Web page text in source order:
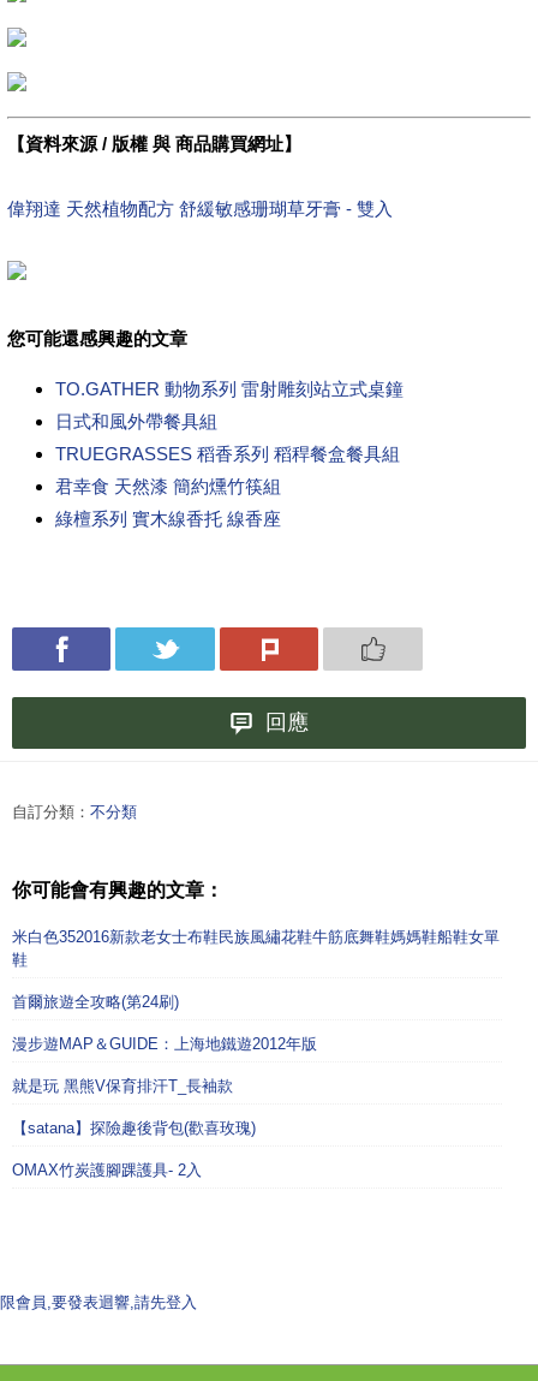
【資料來源 / 版權 與 商品購買網址】
偉翔達 天然植物配方 舒緩敏感珊瑚草牙膏 - 雙入
您可能還感興趣的文章
TO.GATHER 動物系列 雷射雕刻站立式桌鐘
日式和風外帶餐具組
TRUEGRASSES 稻香系列 稻稈餐盒餐具組
君幸食 天然漆 簡約燻竹筷組
綠檀系列 實木線香托 線香座
回應
自訂分類： 不分類
你可能會有興趣的文章：
米白色352016新款老女士布鞋民族風繡花鞋牛筋底舞鞋媽媽鞋船鞋女單
鞋
首爾旅遊全攻略(第24刷)
漫步遊MAP＆GUIDE：上海地鐵遊2012年版
就是玩 黑熊V保育排汗T_長袖款
【satana】探險趣後背包(歡喜玫瑰)
OMAX竹炭護腳踝護具- 2入
限會員,要發表迴響,請先登入